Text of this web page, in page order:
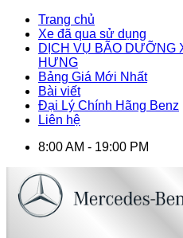
Trang chủ
Xe đã qua sử dụng
DỊCH VỤ BÃO DƯỠNG
HƯNG
Bảng Giá Mới Nhất
Bài viết
Đại Lý Chính Hãng Benz
Liên hệ
8:00 AM - 19:00 PM